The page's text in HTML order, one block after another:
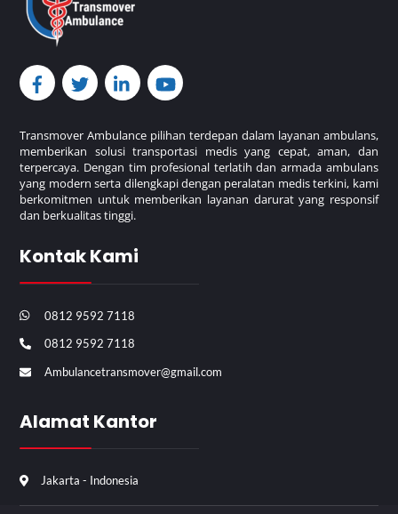
Transmover Ambulance pilihan terdepan dalam layanan ambulans,
memberikan solusi transportasi medis yang cepat, aman, dan
terpercaya. Dengan tim profesional terlatih dan armada ambulans
yang modern serta dilengkapi dengan peralatan medis terkini, kami
berkomitmen untuk memberikan layanan darurat yang responsif
dan berkualitas tinggi.
Kontak Kami
0812 9592 7118
0812 9592 7118
Ambulancetransmover@gmail.com
Alamat Kantor
Jakarta - Indonesia